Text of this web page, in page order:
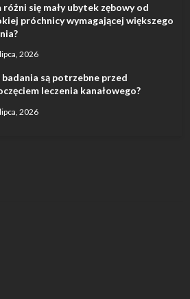
różni się mały ubytek zębowy od
próchnicy wymagającej większego
2026
badania są potrzebne przed
leczenia kanałowego?
2026